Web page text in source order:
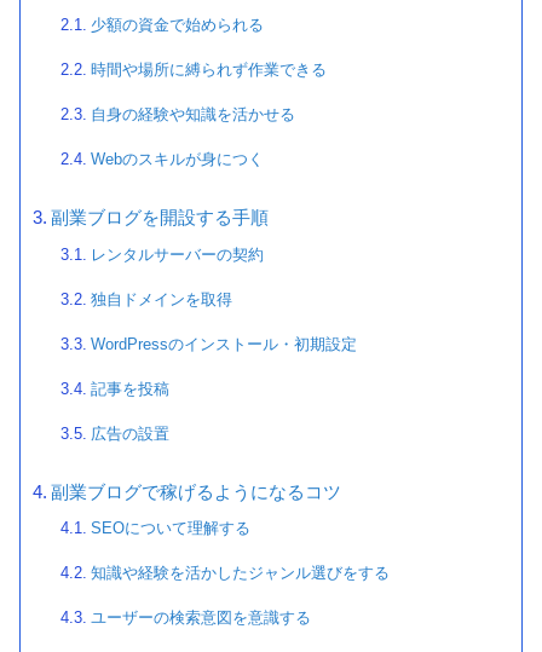
少額の資金で始められる
時間や場所に縛られず作業できる
自身の経験や知識を活かせる
Webのスキルが身につく
副業ブログを開設する手順
レンタルサーバーの契約
独自ドメインを取得
WordPressのインストール・初期設定
記事を投稿
広告の設置
副業ブログで稼げるようになるコツ
SEOについて理解する
知識や経験を活かしたジャンル選びをする
ユーザーの検索意図を意識する